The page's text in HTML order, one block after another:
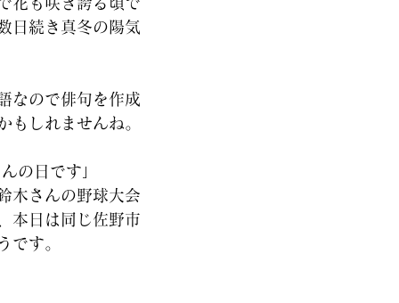
日続き真冬の陽気
なので俳句を作成
もしれませんね。
の日です」
木さんの野球大会
本日は同じ佐野市
です。